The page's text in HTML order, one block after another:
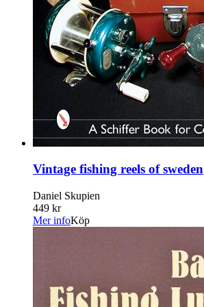
Vintage fishing reels of sweden
Daniel Skupien
449 kr
Mer infoKöp